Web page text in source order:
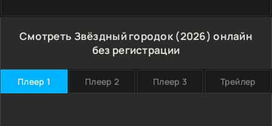
Смотреть Звёздный городок (2026) онлайн
без регистрации
Плеер 1 Плеер 2 Плеер 3 Трейлер